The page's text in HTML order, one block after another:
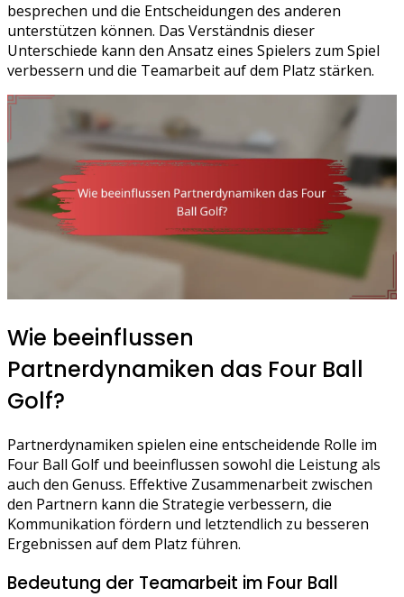
besprechen und die Entscheidungen des anderen
unterstützen können. Das Verständnis dieser
Unterschiede kann den Ansatz eines Spielers zum Spiel
verbessern und die Teamarbeit auf dem Platz stärken.
Wie beeinflussen
Partnerdynamiken das Four Ball
Golf?
Partnerdynamiken spielen eine entscheidende Rolle im
Four Ball Golf und beeinflussen sowohl die Leistung als
auch den Genuss. Effektive Zusammenarbeit zwischen
den Partnern kann die Strategie verbessern, die
Kommunikation fördern und letztendlich zu besseren
Ergebnissen auf dem Platz führen.
Bedeutung der Teamarbeit im Four Ball